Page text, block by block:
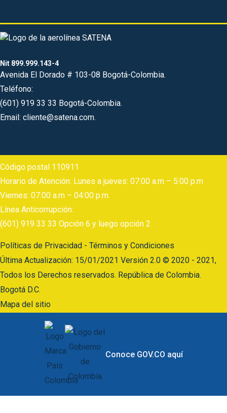
Nit 899.999.143-4
Avenida El Dorado # 103-08 Bogotá-Colombia.
Teléfono:
(601) 919 33 33 Bogotá-Colombia.
Email: cliente@satena.com.
Código postal 110911
Horario de Atención: Lunes a jueves: 07:00 a.m – 5:00 p.m
Viernes: 07:00 a.m – 04:00 p.m.
Línea Anticorrupción:
(601) 919 33 33 Opción 6 y luego opción 2
Políticas de Privacidad - Términos y Condiciones
Última Actualización: 15/01/2021 Versión 2.0 © 2020 - 2021,
Todos los Derechos reservados. República de Colombia.
Bogotá D.C.
Mapa del sitio
Conoce GOV.CO aquí